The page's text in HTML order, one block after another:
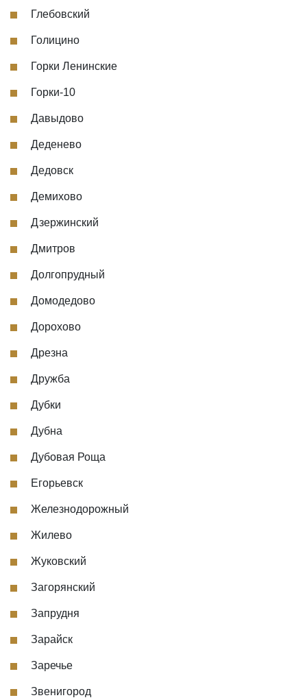
Глебовский
Голицино
Горки Ленинские
Горки-10
Давыдово
Деденево
Дедовск
Демихово
Дзержинский
Дмитров
Долгопрудный
Домодедово
Дорохово
Дрезна
Дружба
Дубки
Дубна
Дубовая Роща
Егорьевск
Железнодорожный
Жилево
Жуковский
Загорянский
Запрудня
Зарайск
Заречье
Звенигород